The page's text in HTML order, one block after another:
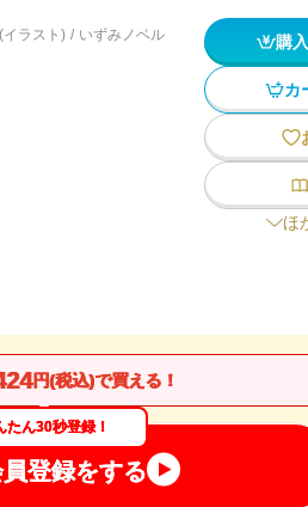
イラスト) / いずみノベル
購
カ
ほ
円(税込)で買える！
たん30秒登録！
登録をする